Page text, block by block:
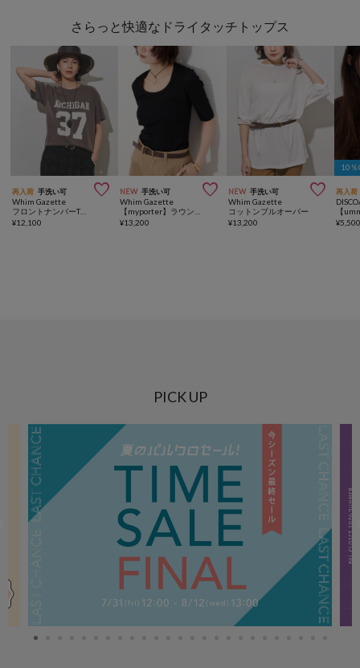
さらっと快適なドライタッチトップス
再入荷 手洗い可 
Whim Gazette
フロントナンバーTシャツ
¥12,100
NEW 手洗い可 
Whim Gazette
¥13,200
NEW 手洗い可 
Whim Gazette
コットンプルオーバー
¥13,200
10％
再入荷
¥
PICK UP